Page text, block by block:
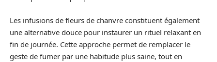
Les infusions de fleurs de chanvre constituent également
une alternative douce pour instaurer un rituel relaxant en
fin de journée. Cette approche permet de remplacer le
geste de fumer par une habitude plus saine, tout en